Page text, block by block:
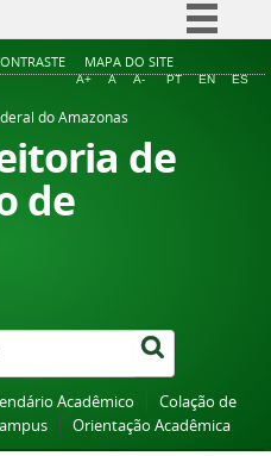
Simplifique!
Acesso à informação
MAPA DO SITE
A+ A A- PT EN ES
do Amazonas
de
de
Acadêmico
Colação de
Orientação Acadêmica